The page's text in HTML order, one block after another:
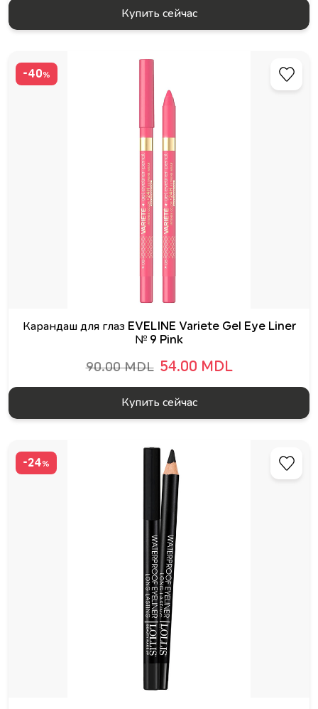
Купить сейчас
-40%
Карандаш для глаз EVELINE Variete Gel Eye Liner
№ 9 Pink
90.00 MDL 54.00 MDL
Купить сейчас
-24%